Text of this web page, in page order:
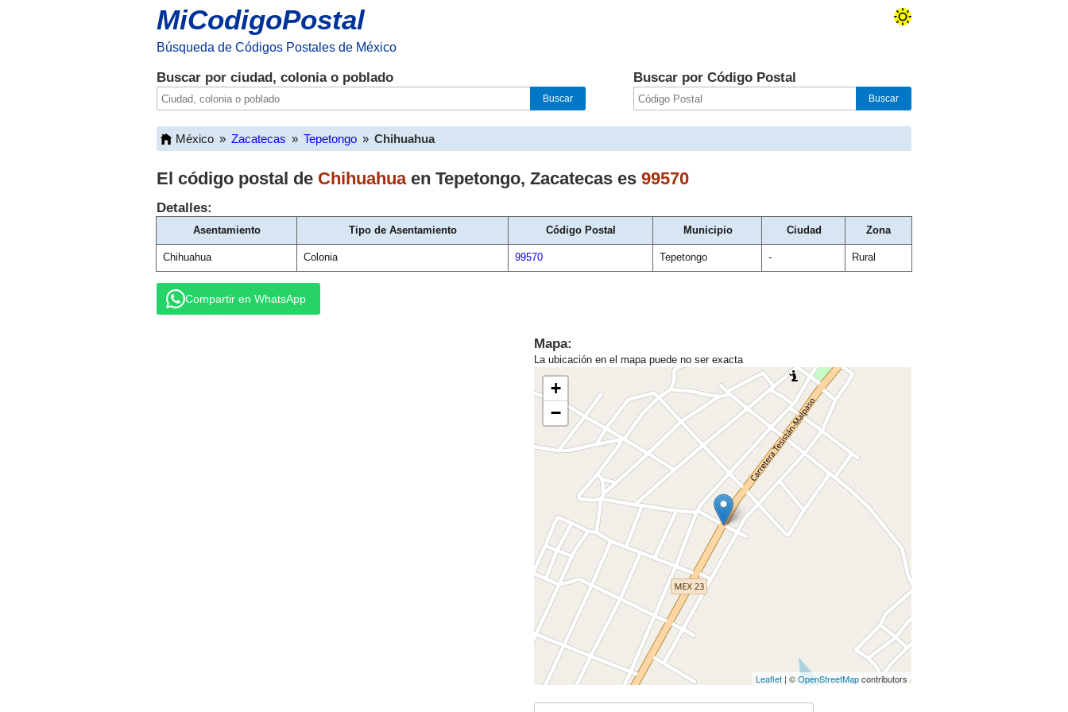
MiCodigoPostal
Búsqueda de Códigos Postales de México
Buscar por ciudad, colonia o poblado Buscar por Código Postal
México » Zacatecas » Tepetongo » Chihuahua
El código postal de Chihuahuaen Tepetongo, Zacatecas es 99570
Detalles:
Asentamiento Tipo de Asentamiento Código Postal Municipio Ciudad Zona
Chihuahua Colonia 99570 Tepetongo - Rural
Compartir en WhatsApp
Mapa:
La ubicación en el mapa puede no ser exacta
+
−
Leaflet | ©OpenStreetMapcontributors